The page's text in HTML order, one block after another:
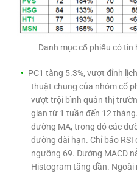
Danh mục cổ phiếu có
PC1 tăng 5.3%, vượt đỉnh
thuật chung của nhóm cổ
vượt trội bình quân thị
gian từ 1 tuần đến 12
đường MA, trong đó các
đường dài hạn. Chỉ báo
ngưỡng 69. Đường MACD
Histogram tăng dần. Ngoài